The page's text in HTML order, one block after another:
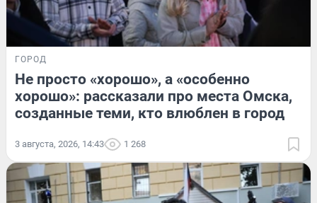
ГОРОД
Не просто «хорошо», а «особенно
хорошо»: рассказали про места Омска,
созданные теми, кто влюблен в город
3 августа, 2026, 14:43 1 268